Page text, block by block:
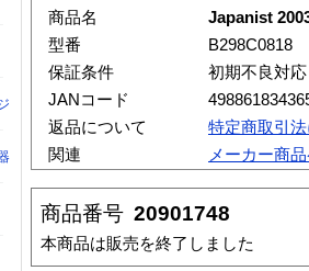
商品名
Japanist
型番
B298C0818
保証条件
初期不良対
JANコード
返品について
特定商取引
関連
メーカー商
商品番号 20901748
本商品は販売を終了しました